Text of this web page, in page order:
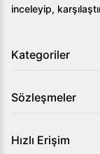
inceleyip,
Kategoriler
Sözleşmeler
Hızlı Erişim